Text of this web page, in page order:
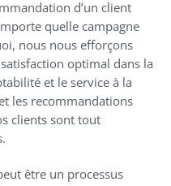
d’un client
quelle campagne
nous nous efforçons
optimal dans la
et le service à la
les recommandations
clients sont tout
être un processus